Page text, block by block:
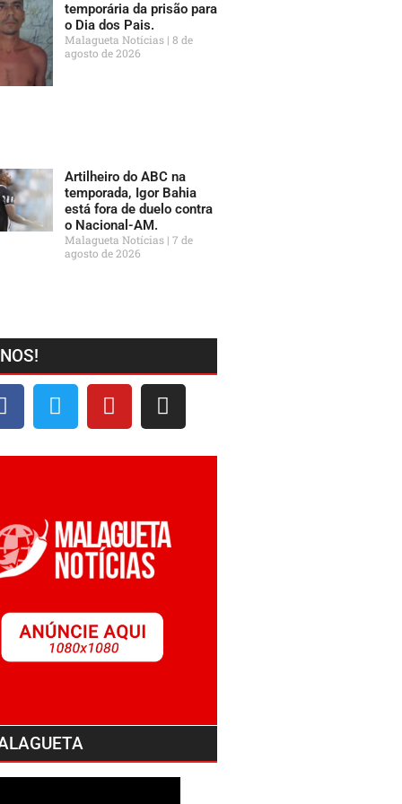
temporária da prisão para
o Dia dos Pais.
Malagueta Notícias 8 de
agosto de 2026
Artilheiro do ABC na
temporada, Igor Bahia
está fora de duelo contra
o Nacional-AM.
Malagueta Notícias 7 de
agosto de 2026